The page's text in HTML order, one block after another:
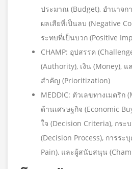
ประมาณ (Budget), อำนาจก
ผลเสียที่เป็นลบ (Negative
ระทบที่เป็นบวก (Positive
CHAMP: อุปสรรค
(Authority), เงิน (Money),
สำคัญ (Prioritization)
MEDDIC: ตัวเลขทางเมตริก
ด้านเศรษฐกิจ (Economic
ใจ (Decision Criteria), กระ
(Decision Process), การระ
Pain), และผู้สนับสนุน